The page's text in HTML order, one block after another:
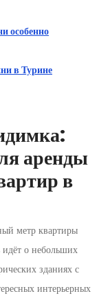
особенно
в Турине
аренды
в
метр квартиры
идёт о небольших
зданиях с
интерьерных